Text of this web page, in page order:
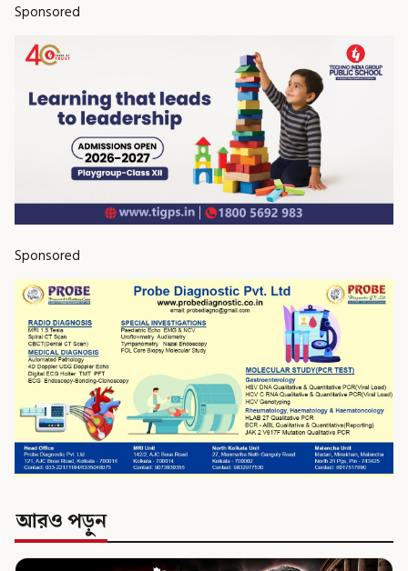
Sponsored
Sponsored
আরও পড়ুন